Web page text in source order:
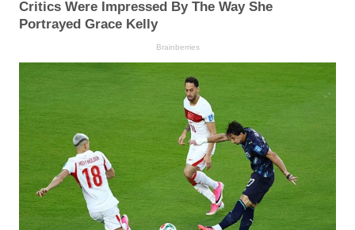
Critics Were Impressed By The Way She
Portrayed Grace Kelly
Brainberries